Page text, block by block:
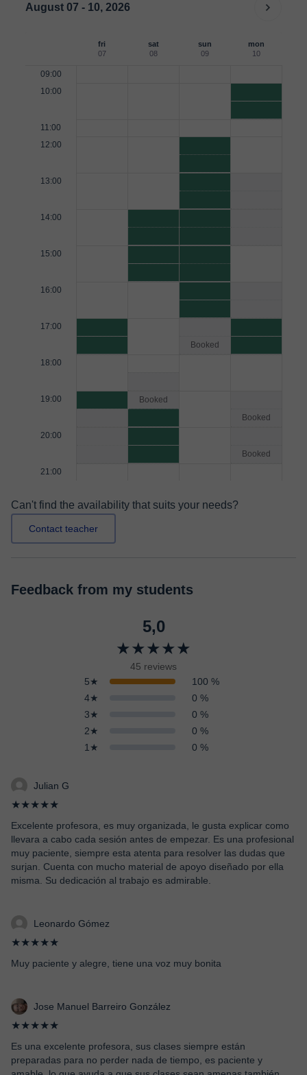
August 07 - 10, 2026
fri
07
sat
08
sun
09
mon
10
09:00
10:00
11:00
12:00
13:00
14:00
15:00
16:00
17:00
Booked
18:00
19:00
Booked
Booked
20:00
Booked
21:00
Can't find the availability that suits your needs?
Contact teacher
Feedback from my students
5,0
★★★★★
45 reviews
5★
100 %
4★
0 %
3★
0 %
2★
0 %
1★
0 %
Julian G
★★★★★
Excelente profesora, es muy organizada, le gusta explicar como
llevara a cabo cada sesión antes de empezar. Es una profesional
muy paciente, siempre esta atenta para resolver las dudas que
surjan. Cuenta con mucho material de apoyo diseñado por ella
misma. Su dedicación al trabajo es admirable.
Leonardo Gómez
★★★★★
Muy paciente y alegre, tiene una voz muy bonita
Jose Manuel Barreiro González
★★★★★
Es una excelente profesora, sus clases siempre están
preparadas para no perder nada de tiempo, es paciente y